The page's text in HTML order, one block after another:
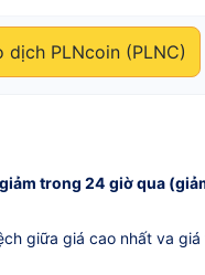
dịch PLNcoin (PLNC)
giảm trong 24 giờ qua
giữa giá cao nhất va